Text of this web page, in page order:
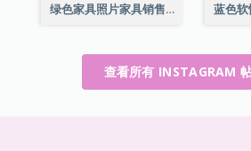
绿色家具照片家具销售Instagram帖子
查看所有 INSTAGRAM